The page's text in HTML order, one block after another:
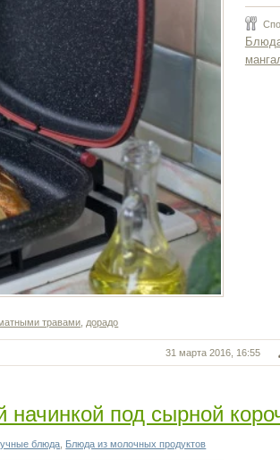
травами дорадо
31 марта 2016, 16:55
под сырной
блюда Блюда из молочных продуктов